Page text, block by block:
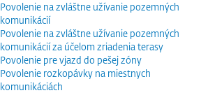
Povolenie na zvláštne užívanie pozemných
komunikácií
Povolenie na zvláštne užívanie pozemných
komunikácií za účelom zriadenia terasy
Povolenie pre vjazd do pešej zóny
Povolenie rozkopávky na miestnych
komunikáciách